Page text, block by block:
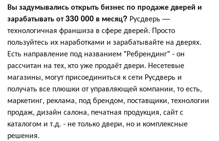
Вы задумывались открыть бизнес по продаже дверей и
зарабатывать от 330 000 в месяц? Русдверь —
технологичная франшиза в сфере дверей. Просто
пользуйтесь их наработками и зарабатывайте на дверях.
Есть направление под названием "Ребрендинг" - он
рассчитан на тех, кто уже продаёт двери. Несетевые
магазины, могут присоединиться к сети Русдверь и
получать все плюшки от управляющей компании, то есть,
маркетинг, реклама, под брендом, поставщики, технологии
продаж, дизайн салона, печатная продукция, сайт с
каталогом и т.д. - не только двери, но и комплексные
решения.